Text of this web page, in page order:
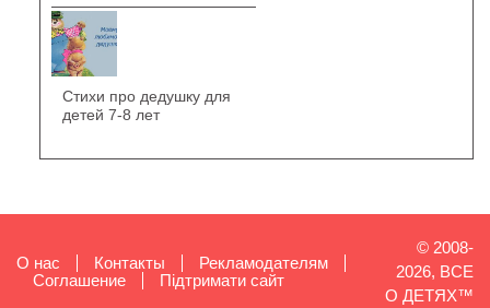
Стихи про дедушку для
детей 7-8 лет
О нас Контакты
Рекламодателям
Cоглашение
Підтримати сайт
© 2008-
2026, ВСЕ
О ДЕТЯХ™